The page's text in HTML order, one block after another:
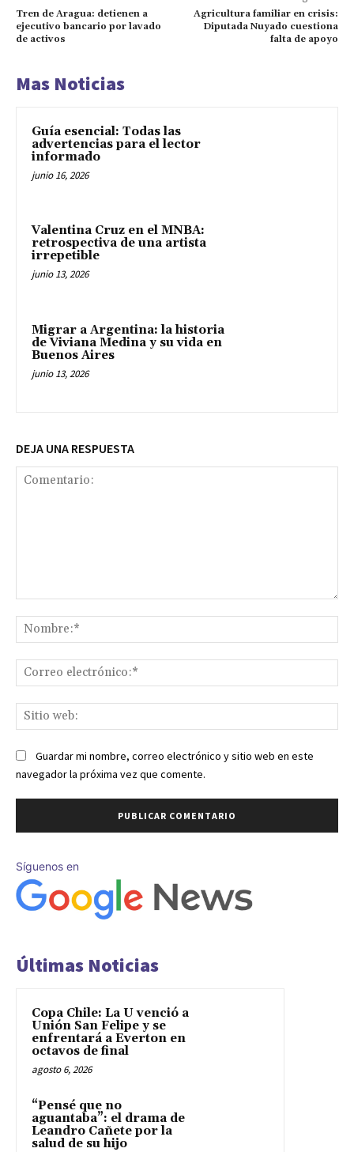
Tren de Aragua: detienen a
ejecutivo bancario por lavado
de activos
Agricultura familiar en crisis:
Diputada Nuyado cuestiona
falta de apoyo
Mas Noticias
Guía esencial: Todas las
advertencias para el lector
informado
junio 16, 2026
Valentina Cruz en el MNBA:
retrospectiva de una artista
irrepetible
junio 13, 2026
Migrar a Argentina: la historia
de Viviana Medina y su vida en
Buenos Aires
junio 13, 2026
DEJA UNA RESPUESTA
Guardar mi nombre, correo electrónico y sitio web en este
navegador la próxima vez que comente.
Síguenos en
Últimas Noticias
Copa Chile: La U venció a
Unión San Felipe y se
enfrentará a Everton en
octavos de final
agosto 6, 2026
“Pensé que no
aguantaba”: el drama de
Leandro Cañete por la
salud de su hijo